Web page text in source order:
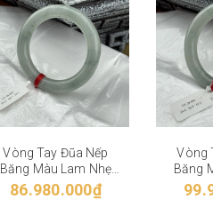
Vòng Tay Đũa Nếp
Băng Màu Lam Nhẹ
VT-28-002
86.980.000₫
Vòng
Băng